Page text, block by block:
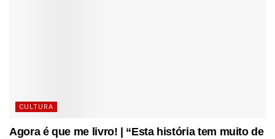
CULTURA
Agora é que me livro! | “Esta história tem muito de